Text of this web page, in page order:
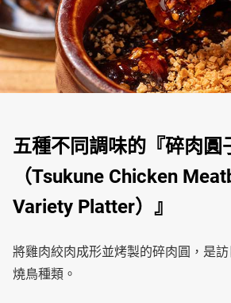
五種不同調味的『碎肉圓
（Tsukune Chicken
Variety Platter）』
將雞肉絞肉成形並烤製的碎肉圓，是
燒鳥種類。